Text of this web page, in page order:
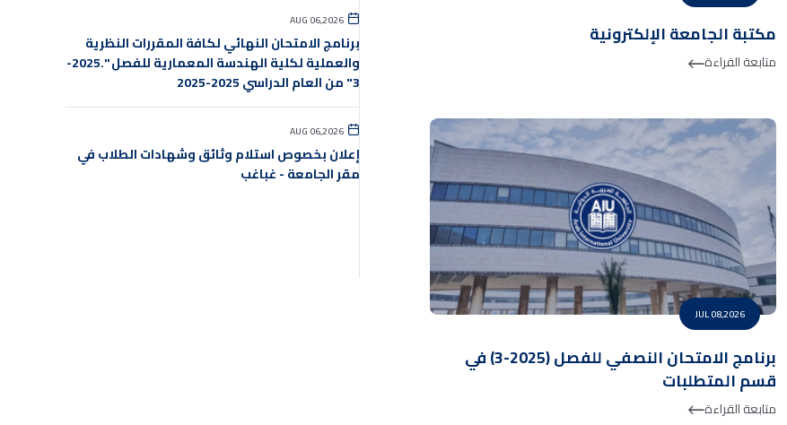
مكتبة الجامعة الإلكترونية
متابعة القراءة
JUL 08,2026
برنامج الامتحان النصفي للفصل (2025-3) في
قسم المتطلبات
متابعة القراءة
AUG 06,2026
برنامج الامتحان النهائي لكافة المقررات النظرية
والعملية لكلية الهندسة المعمارية للفصل ".2025-
3" من العام الدراسي 2025-2025
AUG 06,2026
إعلان بخصوص استلام وثائق وشهادات الطلاب في
مقر الجامعة - غباغب